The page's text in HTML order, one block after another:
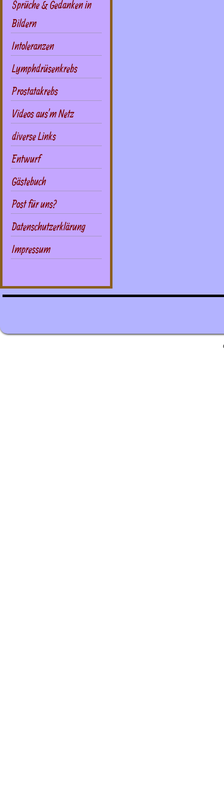
Sprüche & Gedanken in
Bildern
Intoleranzen
Lymphdrüsenkrebs
Prostatakrebs
Videos aus'm Netz
diverse Links
Entwurf
Gästebuch
Post für uns?
Datenschutzerklärung
Impressum